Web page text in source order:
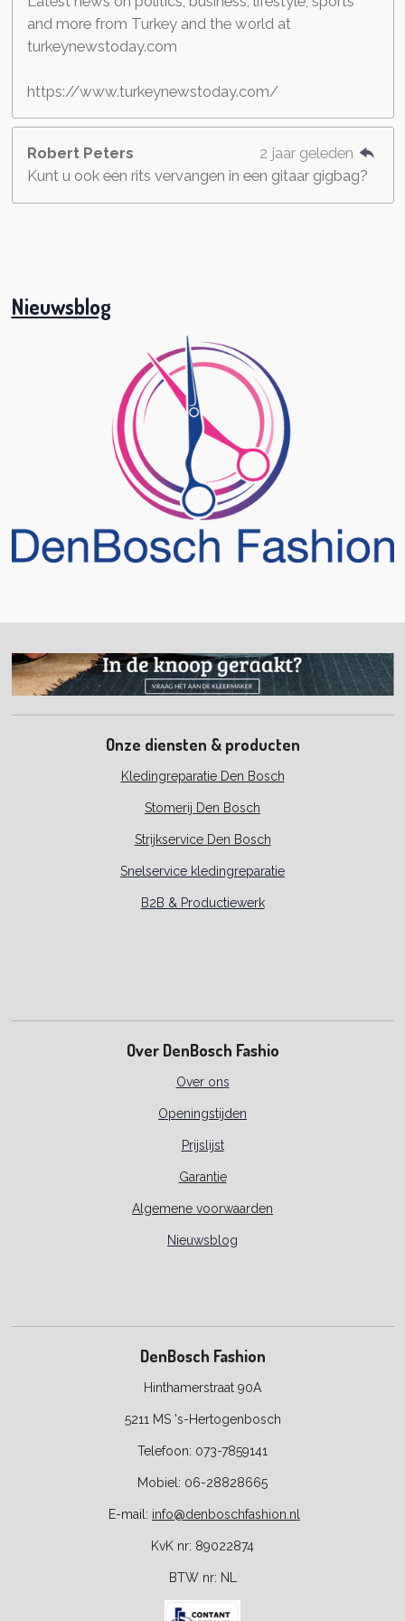
and more from Turkey and the world at
turkeynewstoday.com
https://www.turkeynewstoday.com/
Robert Peters
2 jaar geleden
Kunt u ook een rits vervangen in een gitaar gigbag?
Nieuwsblog
Onze diensten & producten
Kledingreparatie Den Bosch
Stomerij Den Bosch
Strijkservice Den Bosch
Snelservice kledingreparatie
B2B & Productiewerk
Over DenBosch Fashio
Over ons
Openingstijden
Prijslijst
Garantie
Algemene voorwaarden
Nieuwsblog
DenBosch Fashion
Hinthamerstraat 90A
5211 MS 's-Hertogenbosch
Telefoon: 073-7859141
Mobiel: 06-28828665
E-mail: info@denboschfashion.nl
KvK nr: 89022874
BTW nr: NL